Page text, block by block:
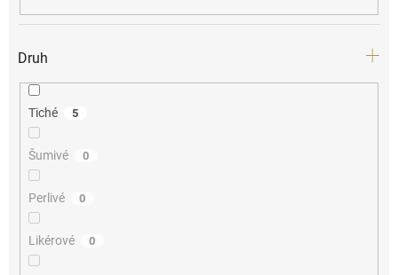
Druh
Tiché 5
Šumivé 0
Perlivé 0
Likérové 0